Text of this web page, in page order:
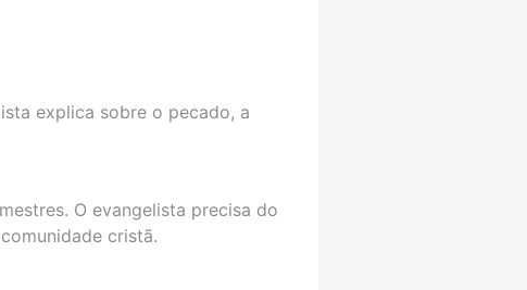
explica sobre o pecado, a
O evangelista precisa do
cristã.